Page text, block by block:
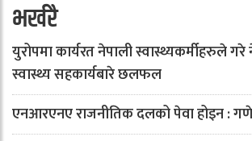
भर्खरै
युरोपमा कार्यरत नेपाली स्वास्थ्यकर्मीहरुले
स्वास्थ्य सहकार्यबारे छलफल
एनआरएनए राजनीतिक दलको पेवा होइन :